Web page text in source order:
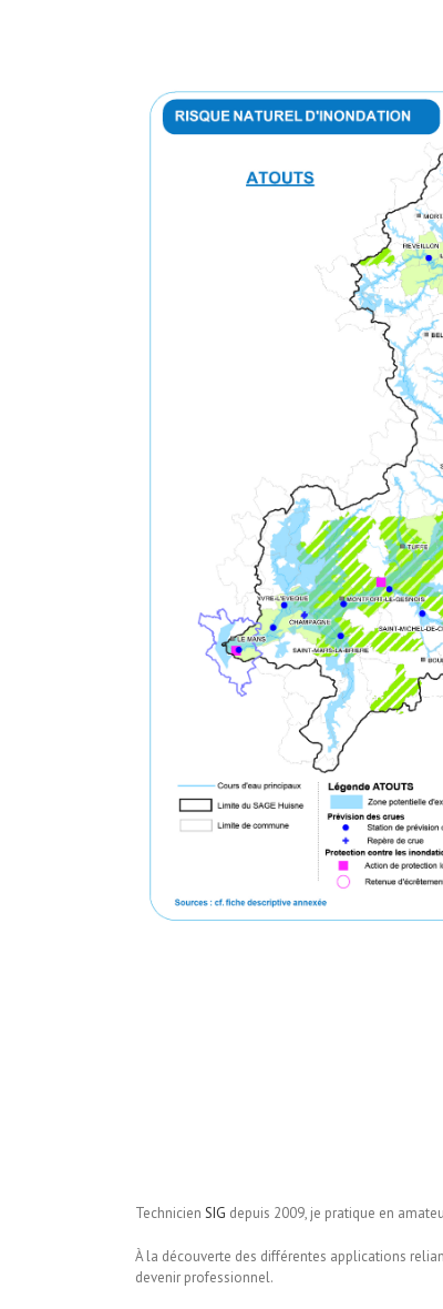
Technicien SIG depuis 2009, je pratique en
À la découverte des différentes applications
devenir professionnel.